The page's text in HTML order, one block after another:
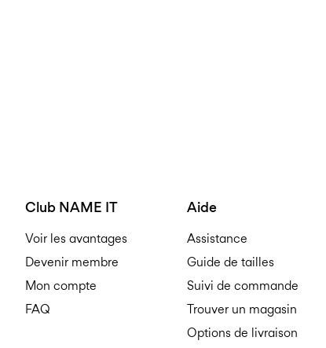
Club NAME IT
Voir les avantages
Devenir membre
Mon compte
FAQ
Aide
Assistance
Guide de tailles
Suivi de commande
Trouver un magasin
Options de livraison